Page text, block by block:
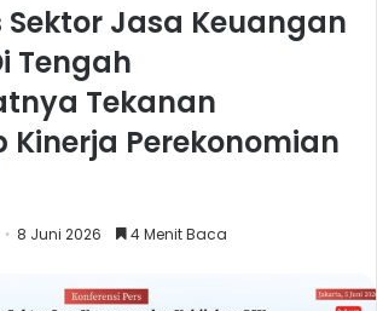
Jasa Keuangan
Tengah
Tekanan
Kinerja Perekonomian
8 Juni 2026 4 Menit Baca